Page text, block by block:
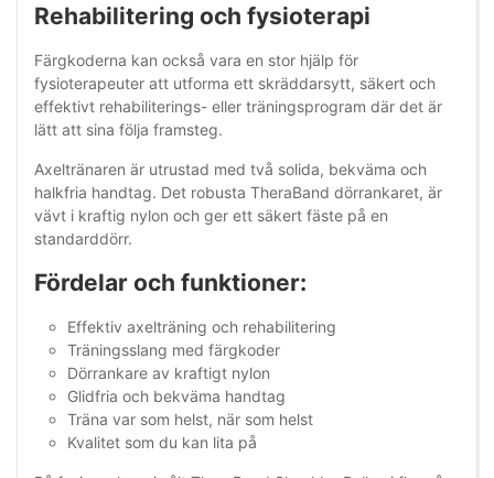
Rehabilitering och fysioterapi
Färgkoderna kan också vara en stor hjälp för
fysioterapeuter att utforma ett skräddarsytt, säkert och
effektivt rehabiliterings- eller träningsprogram där det är
lätt att sina följa framsteg.
Axeltränaren är utrustad med två solida, bekväma och
halkfria handtag. Det robusta TheraBand dörrankaret, är
vävt i kraftig nylon och ger ett säkert fäste på en
standarddörr.
Fördelar och funktioner:
Effektiv axelträning och rehabilitering
Träningsslang med färgkoder
Dörrankare av kraftigt nylon
Glidfria och bekväma handtag
Träna var som helst, när som helst
Kvalitet som du kan lita på